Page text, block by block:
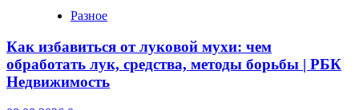
Разное
Как избавиться от луковой мухи: чем
обработать лук, средства, методы борьбы | РБК
Недвижимость